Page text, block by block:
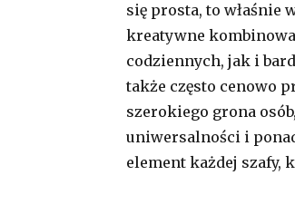
się prosta, to właśnie
kreatywne
codziennych, jak i
także często cenowo
szerokiego grona
uniwersalności i
element każdej szafy,